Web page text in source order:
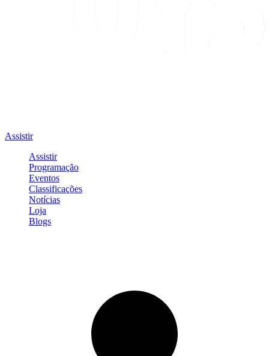
Assistir
Assistir
Programação
Eventos
Classificações
Notícias
Loja
Blogs